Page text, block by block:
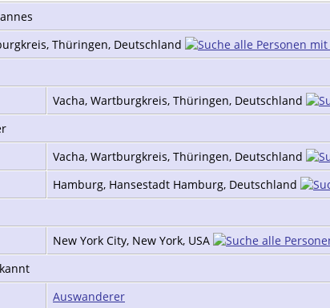
Thüringen, Deutschland
Vacha, Wartburgkreis, Thüringen, Deutschland
Vacha, Wartburgkreis, Thüringen, Deutschland
Hamburg, Hansestadt Hamburg, Deutschland
New York City, New York, USA
Auswanderer